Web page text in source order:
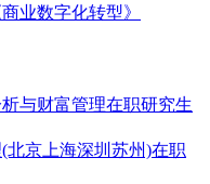
业数字化转型》
与财富管理在职研究生
京上海深圳苏州)在职